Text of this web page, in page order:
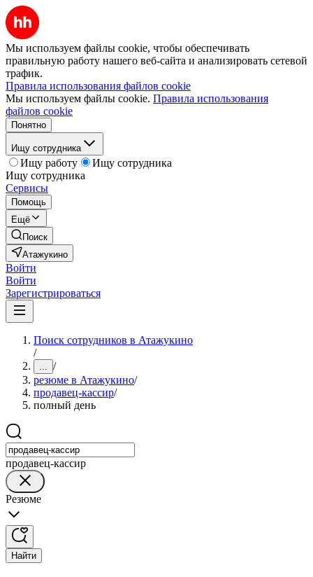
Мы используем файлы cookie, чтобы обеспечивать
правильную работу нашего веб-сайта и анализировать сетевой
трафик.
Правила использования файлов cookie
Мы используем файлы cookie. Правила использования
файлов cookie
Понятно
Ищу сотрудника
Ищу работу
Ищу сотрудника
Ищу сотрудника
Сервисы
Помощь
Ещё
Поиск
Атажукино
Войти
Войти
Зарегистрироваться
Поиск сотрудников в Атажукино
/
... /
резюме в Атажукино/
продавец-кассир/
полный день
продавец-кассир
Резюме
Найти